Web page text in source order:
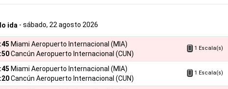
ida - sábado, 22 agosto 2026
Miami Aeropuerto Internacional (MIA)
Cancún Aeropuerto Internacional (CUN)
1 Escala(s)
Miami Aeropuerto Internacional (MIA)
Cancún Aeropuerto Internacional (CUN)
1 Escala(s)